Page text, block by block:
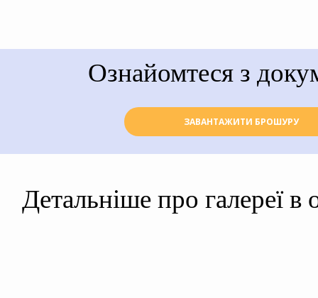
Ознайомтеся з
ЗАВАНТАЖИТИ БРОШУРУ
Детальніше про галереї